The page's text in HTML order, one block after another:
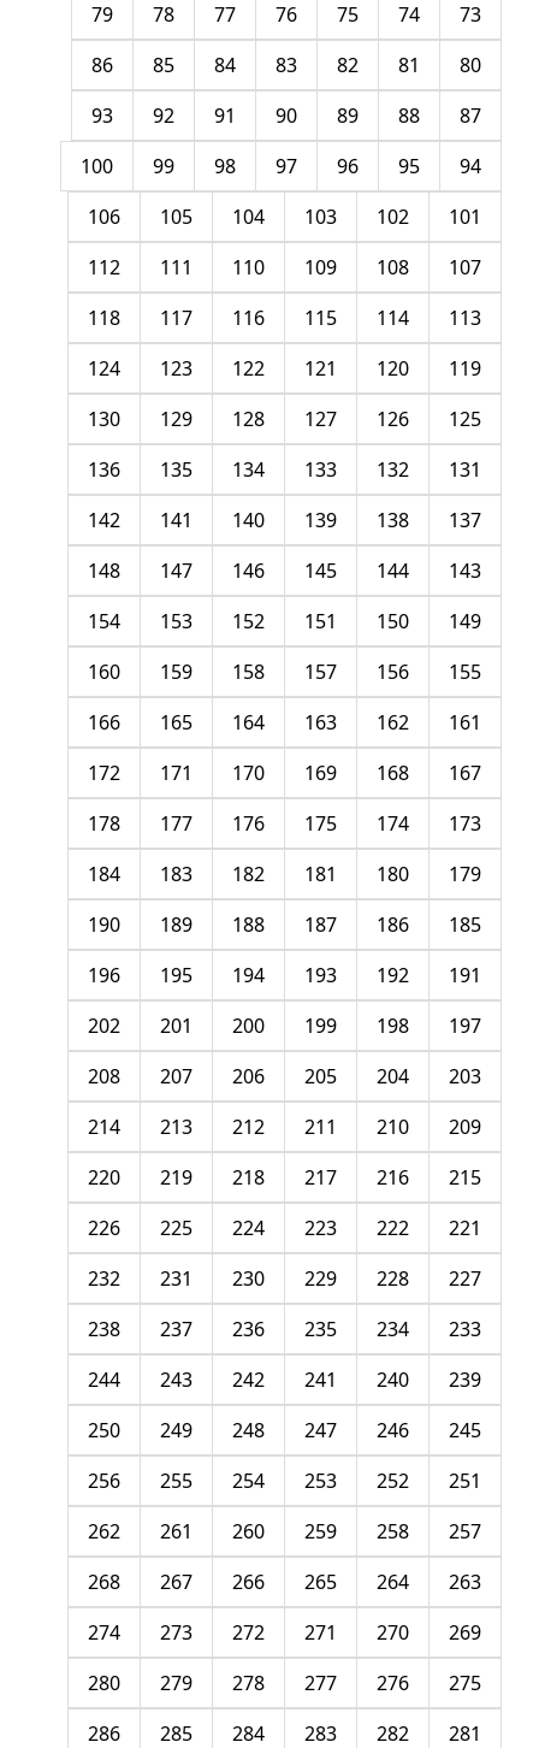
73
74
75
76
77
78
79
80
81
82
83
84
85
86
87
88
89
90
91
92
93
94
95
96
97
98
99
100
101
102
103
104
105
106
107
108
109
110
111
112
113
114
115
116
117
118
119
120
121
122
123
124
125
126
127
128
129
130
131
132
133
134
135
136
137
138
139
140
141
142
143
144
145
146
147
148
149
150
151
152
153
154
155
156
157
158
159
160
161
162
163
164
165
166
167
168
169
170
171
172
173
174
175
176
177
178
179
180
181
182
183
184
185
186
187
188
189
190
191
192
193
194
195
196
197
198
199
200
201
202
203
204
205
206
207
208
209
210
211
212
213
214
215
216
217
218
219
220
221
222
223
224
225
226
227
228
229
230
231
232
233
234
235
236
237
238
239
240
241
242
243
244
245
246
247
248
249
250
251
252
253
254
255
256
257
258
259
260
261
262
263
264
265
266
267
268
269
270
271
272
273
274
275
276
277
278
279
280
281
282
283
284
285
286